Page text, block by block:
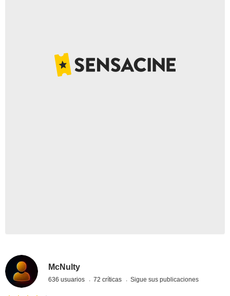
McNulty
636 usuarios 72 críticas Sigue sus publicaciones